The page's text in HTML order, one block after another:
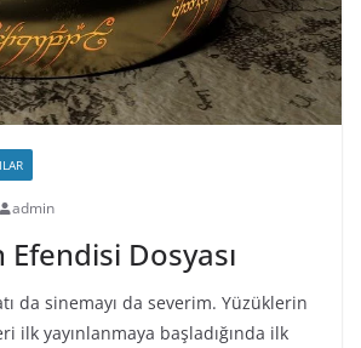
admin
Dosyası
da sinemayı da severim. Yüzüklerin
ilk yayınlanmaya başladığında ilk